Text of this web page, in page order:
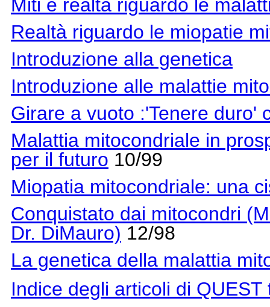
Miti e realtà riguardo le
Realtà riguardo le miopatie
Introduzione alla genetica
Introduzione alle malattie
Girare a vuoto :'Tenere duro'
Malattia mitocondriale in
per il futuro 10/99
Miopatia mitocondriale: una
Conquistato dai mitocondri
Dr. DiMauro) 12/98
La genetica della malattia
Indice degli articoli di